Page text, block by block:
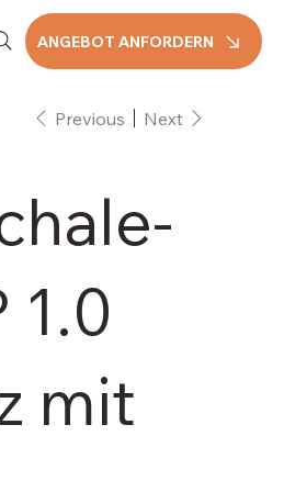
ANGEBOT ANFORDERN
Previous Next
1.0
mit